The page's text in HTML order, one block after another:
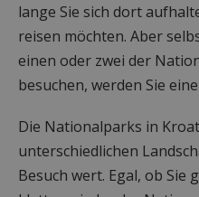
lange Sie sich dort
reisen möchten. Aber
einen oder zwei der
besuchen, werden Sie
Die Nationalparks in
unterschiedlichen
Besuch wert. Egal, ob Sie